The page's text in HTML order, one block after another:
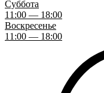
Суббота
11:00 — 18:00
Воскресенье
11:00 — 18:00